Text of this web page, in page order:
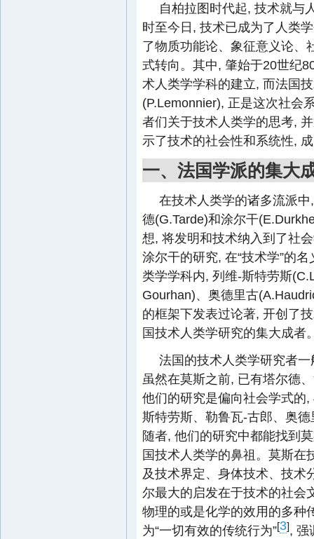
自柏拉图时代起, 技术就与
时至今日, 技术已成为了人类
了物质功能论、象征意义论、
式转向。其中, 肇始于20世纪
术人类学学科的建立, 而法国
(P.Lemonnier), 正是这次社会
者们关于技术人类学的思考,
示了技术的社会性和系统性,
一、法国学派的集大
在技术人类学的诸多流派
德(G.Tarde)和涂尔干
想, 将发明和技术纳入到了社
涂尔干的研究, 在“技术学”的
类学学科内, 列维-斯特劳斯
Gourhan)、奥德里古
的框架下发表过论著, 开创了
国技术人类学研究的集大成者
法国的技术人类学研究者
虽然在莫斯之前, 已有塔尔德
他们的研究是偏向社会学式的
斯特劳斯、勒鲁瓦-古郎、奥
随者, 他们的研究中都能找到
国技术人类学的鼻祖。莫斯在
及技术界定、身体技术、技术
尔最大的启发在于技术的社会
物理的或是化学的效用的多种
为“一切有效的传统行为”[3], 强